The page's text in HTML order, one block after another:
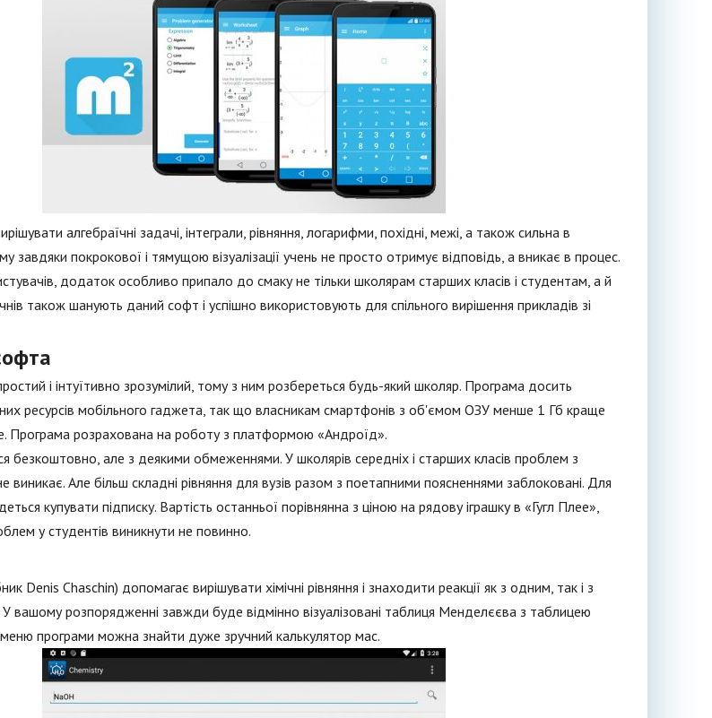
алгебраїчні задачі, інтеграли, рівняння, логарифми, похідні, межі, а також сильна в
завдяки покрокової і тямущою візуалізації учень не просто отримує відповідь, а вникає в процес.
додаток особливо припало до смаку не тільки школярам старших класів і студентам, а й
також шанують даний софт і успішно використовують для спільного вирішення прикладів зі
і інтуїтивно зрозумілий, тому з ним розбереться будь-який школяр. Програма досить
ресурсів мобільного гаджета, так що власникам смартфонів з об'ємом ОЗУ менше 1 Гб краще
Програма розрахована на роботу з платформою «Андроїд».
але з деякими обмеженнями. У школярів середніх і старших класів проблем з
виникає. Але більш складні рівняння для вузів разом з поетапними поясненнями заблоковані. Для
купувати підписку. Вартість останньої порівнянна з ціною на рядову іграшку в «Гугл Плее»,
у студентів виникнути не повинно.
Denis Chaschin) допомагає вирішувати хімічні рівняння і знаходити реакції як з одним, так і з
вашому розпорядженні завжди буде відмінно візуалізовані таблиця Менделєєва з таблицею
програми можна знайти дуже зручний калькулятор мас.